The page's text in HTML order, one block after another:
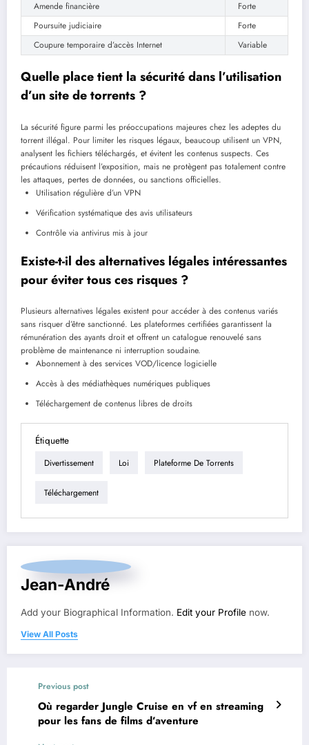
Amende financière
Forte
Poursuite judiciaire
Forte
Coupure temporaire d’accès Internet
Variable
Quelle place tient la sécurité dans l’utilisation
d’un site de torrents ?
La sécurité figure parmi les préoccupations majeures chez les adeptes du
torrent illégal. Pour limiter les risques légaux, beaucoup utilisent un VPN,
analysent les fichiers téléchargés, et évitent les contenus suspects. Ces
précautions réduisent l’exposition, mais ne protègent pas totalement contre
les attaques, pertes de données, ou sanctions officielles.
Utilisation régulière d’un VPN
Vérification systématique des avis utilisateurs
Contrôle via antivirus mis à jour
Existe-t-il des alternatives légales intéressantes
pour éviter tous ces risques ?
Plusieurs alternatives légales existent pour accéder à des contenus variés
sans risquer d’être sanctionné. Les plateformes certifiées garantissent la
rémunération des ayants droit et offrent un catalogue renouvelé sans
problème de maintenance ni interruption soudaine.
Abonnement à des services VOD/licence logicielle
Accès à des médiathèques numériques publiques
Téléchargement de contenus libres de droits
Étiquette
Divertissement Loi Plateforme De Torrents
Téléchargement
Jean-André
Add your Biographical Information. Edit your Profile now.
View All Posts
Previous post
Où regarder Jungle Cruise en vf en streaming
pour les fans de films d’aventure